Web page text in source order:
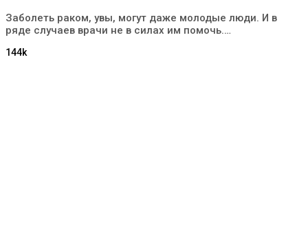
Заболеть раком, увы, могут даже молодые люди. И в
ряде случаев врачи не в силах им помочь.…
144k